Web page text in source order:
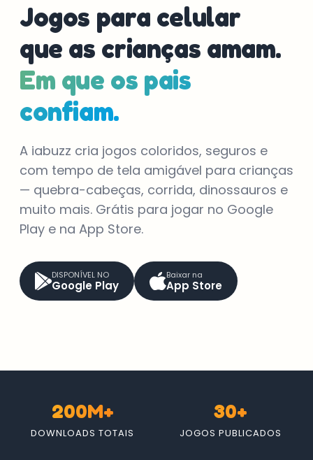
Jogos para celular
que as crianças amam.
Em que os pais
confiam.
A iabuzz cria jogos coloridos, seguros e
com tempo de tela amigável para crianças
— quebra-cabeças, corrida, dinossauros e
muito mais. Grátis para jogar no Google
Play e na App Store.
DISPONÍVEL NO
Google Play
Baixar na
App Store
200M+
DOWNLOADS TOTAIS
30+
JOGOS PUBLICADOS